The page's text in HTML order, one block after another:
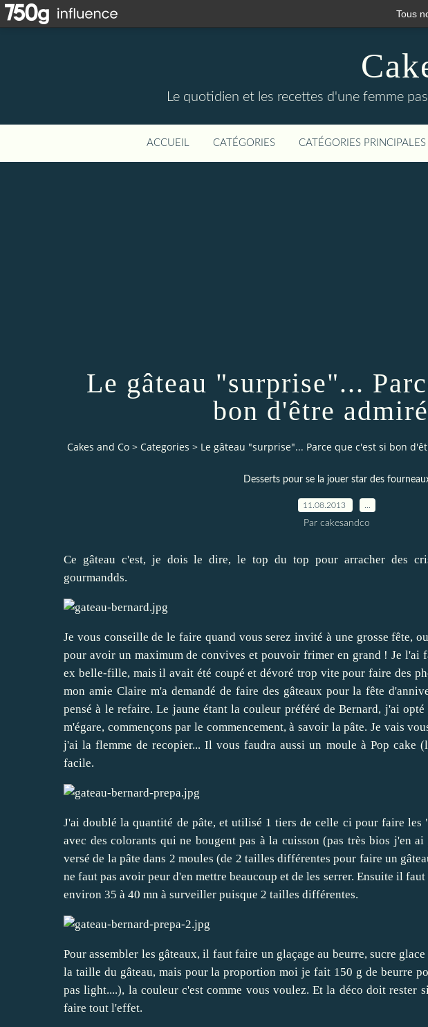
Tous
Le quotidien et les recettes d'une femme
ACCUEIL CATÉGORIES CATÉGORIES PRINCIPALES
Le gâteau "surprise"...
bon d'être
Cakes and Co > Categories > Le gâteau "surprise"... Parce que c'est si bon
Desserts pour se la jouer star des
11.08.2013
Par cakesandco
Ce gâteau c'est, je dois le dire, le top du top pour arracher des
gourmandds.
Je vous conseille de le faire quand vous serez invité à une grosse fête,
pour avoir un maximum de convives et pouvoir frimer en grand ! Je l'ai
ex belle-fille, mais il avait été coupé et dévoré trop vite pour faire des
mon amie Claire m'a demandé de faire des gâteaux pour la fête
pensé à le refaire. Le jaune étant la couleur préféré de Bernard, j'ai
m'égare, commençons par le commencement, à savoir la pâte. Je vais
j'ai la flemme de recopier... Il vous faudra aussi un moule à Pop cake
facile.
J'ai doublé la quantité de pâte, et utilisé 1 tiers de celle ci pour faire les
avec des colorants qui ne bougent pas à la cuisson (pas très bios j'en
versé de la pâte dans 2 moules (de 2 tailles différentes pour faire un
ne faut pas avoir peur d'en mettre beaucoup et de les serrer. Ensuite il
environ 35 à 40 mn à surveiller puisque 2 tailles différentes.
Pour assembler les gâteaux, il faut faire un glaçage au beurre, sucre
la taille du gâteau, mais pour la proportion moi je fait 150 g de beurre
pas light....), la couleur c'est comme vous voulez. Et la déco doit rester
faire tout l'effet.